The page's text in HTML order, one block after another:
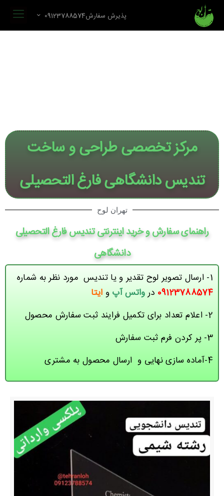
پذیرش سفارش09123788574
مرکز تخصصی طراحی و ساخت
تندیس دانشگاهی فارغ التحصیلی
تهران لوح
راهنمای سفارش و خرید اینترنتی تندیس فارغ التحصیلی
دانشگاهی
1- ارسال تصویر لوح تقدیر و یا تندیس مورد نظر به شماره
09123788574 درواتس آپ و ایتا
2- اعلام تعداد برای تکمیل فرایند ثبت سفارش محصول
3- پر کردن فرم ثبت سفارش
4-آماده سازی نهایی و ارسال محصول به مشتری